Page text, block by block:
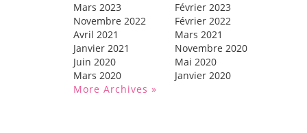
Mars 2023
Février 2023
Novembre 2022
Février 2022
Avril 2021
Mars 2021
Janvier 2021
Novembre 2020
Juin 2020
Mai 2020
Mars 2020
Janvier 2020
More Archives